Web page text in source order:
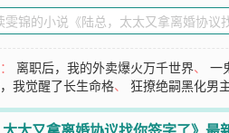
离职后，我的外卖爆火万千世界、一
我觉醒了长生命格、狂撩绝嗣黑化男